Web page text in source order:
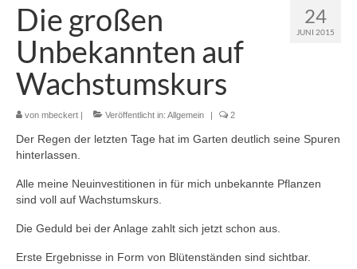
24
JUNI 2015
Die großen
Unbekannten auf
Wachstumskurs
von mbeckert Veröffentlicht in: Allgemein 2
Der Regen der letzten Tage hat im Garten deutlich seine Spuren
hinterlassen.
Alle meine Neuinvestitionen in für mich unbekannte Pflanzen
sind voll auf Wachstumskurs.
Die Geduld bei der Anlage zahlt sich jetzt schon aus.
Erste Ergebnisse in Form von Blütenständen sind sichtbar.